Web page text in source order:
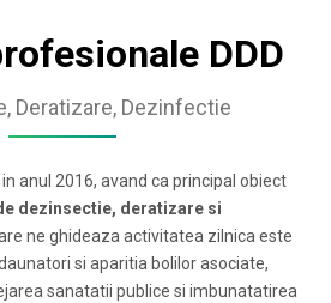
DDD
Deratizare, Dezinfectie
anul 2016, avand ca principal obiect
dezinsectie, deratizare si
ne ghideaza activitatea zilnica este
si aparitia bolilor asociate,
sanatatii publice si imbunatatirea